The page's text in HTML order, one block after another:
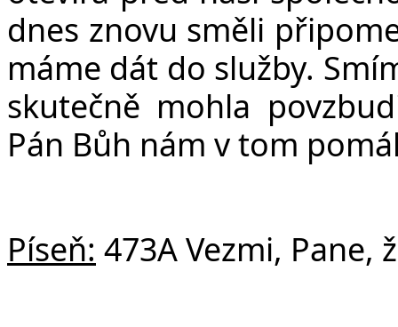
dnes znovu směli
máme dát do služby.
skutečně mohla
Pán Bůh nám v tom
Píseň: 473A Vezmi, Pane,